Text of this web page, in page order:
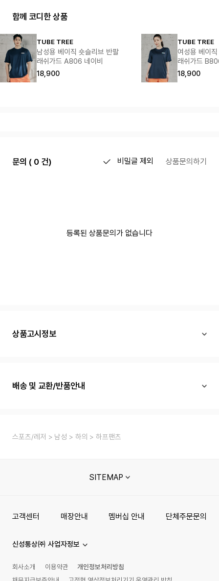
함께 코디한 상품
TUBE TREE
남성용 베이직 숏슬리브 반팔
래쉬가드 A806 네이비
18,900
TUBE TREE
여성용 베이
래쉬가드
18,900
문의 ( 0 건) 비밀글 제외 상품문의하기
등록된 상품문의가 없습니다
상품고시정보
배송 및 교환/반품안내
스포츠/레저 남성 하의 하프팬츠
SITEMAP
고객센터 매장안내 멤버십 안내 단체주문문의
신성통상㈜ 사업자정보
회사소개 이용약관
개인정보처리방침